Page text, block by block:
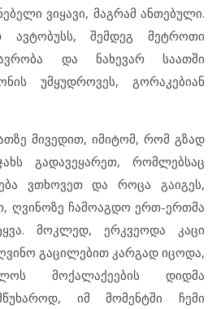
ვიყავი, მაგრამ ანთებული.
შემდეგ მეტროთი
და ნახევარ საათში
უმყუდროვეს, გორაკებიან
მივედით, იმიტომ, რომ გზად
გადავეყარეთ, რომლებსაც
ვთხოვეთ და როცა გაიგეს,
ღვინოზე ჩამოაგდო ერთ-ერთმა
მოკლედ, ერკვეოდა კაცი
გაცილებით კარგად იცოდა,
მოქალაქეების დიდმა
იმ მომენტში ჩემი